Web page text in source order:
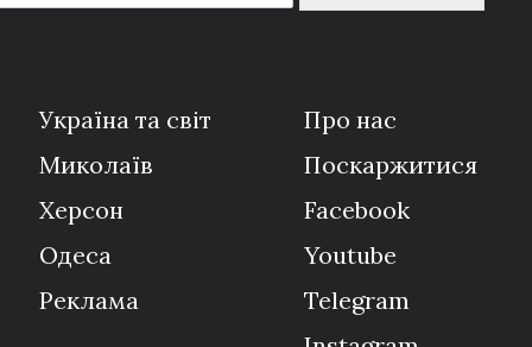
Україна та світ
Миколаїв
Херсон
Одеса
Реклама
Про нас
Поскаржитися
Facebook
Youtube
Telegram